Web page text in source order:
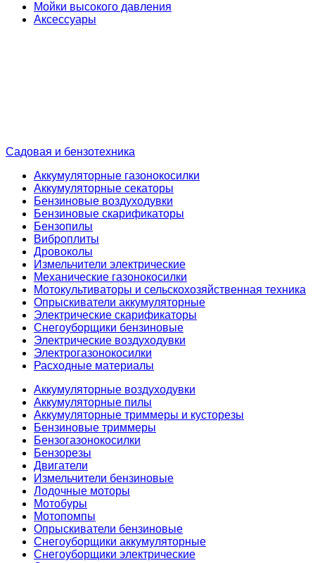
Мойки высокого давления
Аксессуары
Садовая и бензотехника
Аккумуляторные газонокосилки
Аккумуляторные секаторы
Бензиновые воздуходувки
Бензиновые скарификаторы
Бензопилы
Виброплиты
Дровоколы
Измельчители электрические
Механические газонокосилки
Мотокультиваторы и сельскохозяйственная техника
Опрыскиватели аккумуляторные
Электрические скарификаторы
Снегоуборщики бензиновые
Электрические воздуходувки
Электрогазонокосилки
Расходные материалы
Аккумуляторные воздуходувки
Аккумуляторные пилы
Аккумуляторные триммеры и кусторезы
Бензиновые триммеры
Бензогазонокосилки
Бензорезы
Двигатели
Измельчители бензиновые
Лодочные моторы
Мотобуры
Мотопомпы
Опрыскиватели бензиновые
Снегоуборщики аккумуляторные
Снегоуборщики электрические